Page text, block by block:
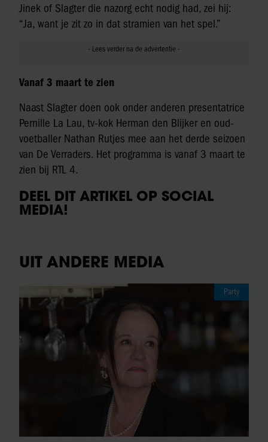
Jinek of Slagter die nazorg echt nodig had, zei hij:
“Ja, want je zit zo in dat stramien van het spel.”
Vanaf 3 maart te zien
Naast Slagter doen ook onder anderen presentatrice
Pernille La Lau, tv-kok Herman den Blijker en oud-
voetballer Nathan Rutjes mee aan het derde seizoen
van De Verraders. Het programma is vanaf 3 maart te
zien bij RTL 4.
DEEL DIT ARTIKEL OP SOCIAL
MEDIA!
UIT ANDERE MEDIA
Party